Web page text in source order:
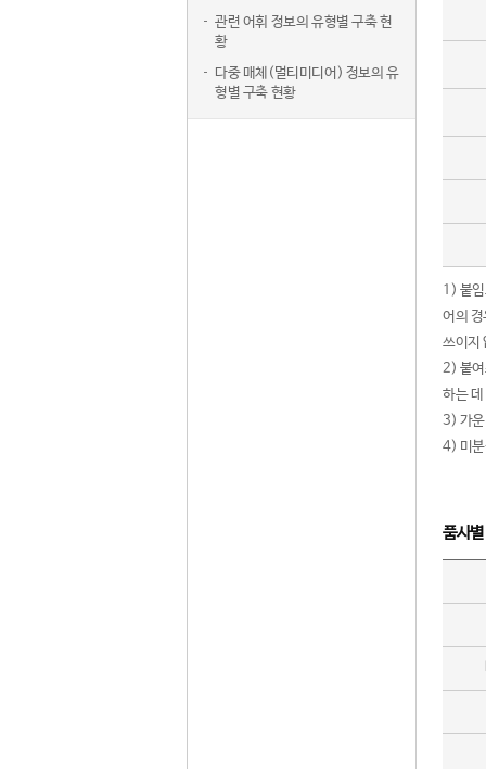
관련 어휘 정보의 유형별 구축 현
황
다중 매체(멀티미디어) 정보의 유
형별 구축 현황
1) 붙
어의
쓰이지
2) 붙여
하는
3) 가운
4) 미분
품사